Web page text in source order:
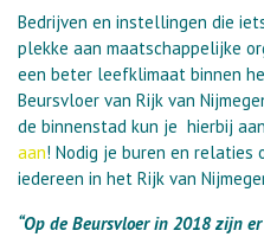
Bedrijven en instellingen die
plekke aan maatschappelijke
een beter leefklimaat binnen
Beursvloer van Rijk van
de binnenstad kun je hierbij
aan! Nodig je buren en
iedereen in het Rijk van
“Op de Beursvloer in 2018 zijn